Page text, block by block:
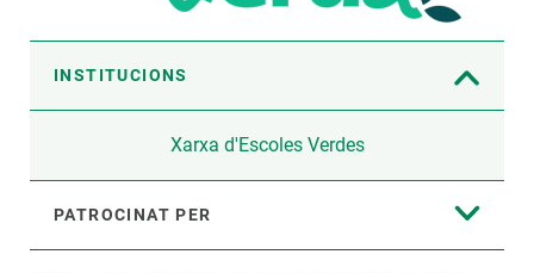
INSTITUCIONS
Xarxa d'Escoles Verdes
PATROCINAT PER